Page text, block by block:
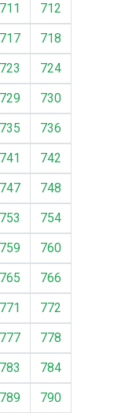
711
712
717
718
723
724
729
730
735
736
741
742
747
748
753
754
759
760
765
766
771
772
777
778
783
784
789 790